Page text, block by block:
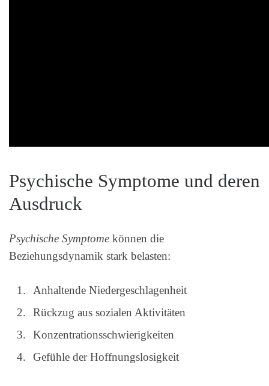
Psychische Symptome und deren
Ausdruck
Psychische Symptome können die
Beziehungsdynamik stark belasten:
Anhaltende Niedergeschlagenheit
Rückzug aus sozialen Aktivitäten
Konzentrationsschwierigkeiten
Gefühle der Hoffnungslosigkeit